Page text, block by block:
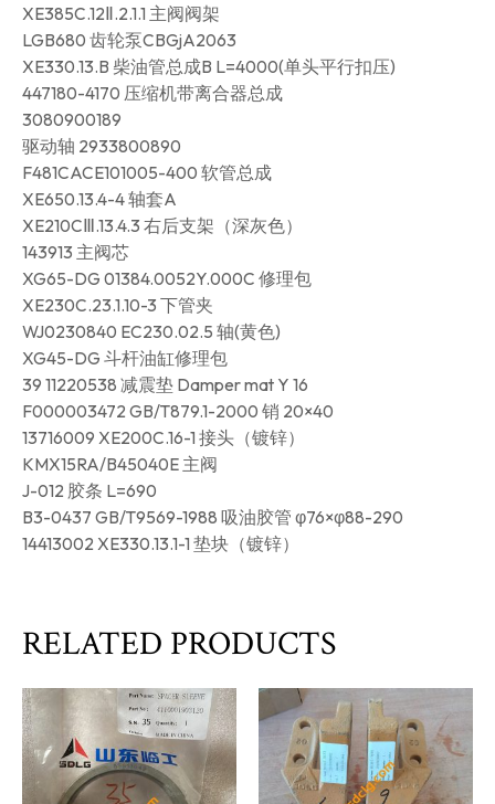
XE385C.12Ⅱ.2.1.1 主阀阀架
LGB680 齿轮泵CBGjA2063
XE330.13.B 柴油管总成B L=4000(单头平行扣压)
447180-4170 压缩机带离合器总成
3080900189
驱动轴 2933800890
F481CACE101005-400 软管总成
XE650.13.4-4 轴套A
XE210CⅢ.13.4.3 右后支架（深灰色）
143913 主阀芯
XG65-DG 01384.0052Y.000C 修理包
XE230C.23.1.10-3 下管夹
WJ0230840 EC230.02.5 轴(黄色)
XG45-DG 斗杆油缸修理包
39 11220538 减震垫 Damper mat Y 16
F000003472 GB/T879.1-2000 销 20×40
13716009 XE200C.16-1 接头（镀锌）
KMX15RA/B45040E 主阀
J-012 胶条 L=690
B3-0437 GB/T9569-1988 吸油胶管 φ76×φ88-290
14413002 XE330.13.1-1 垫块（镀锌）
RELATED PRODUCTS